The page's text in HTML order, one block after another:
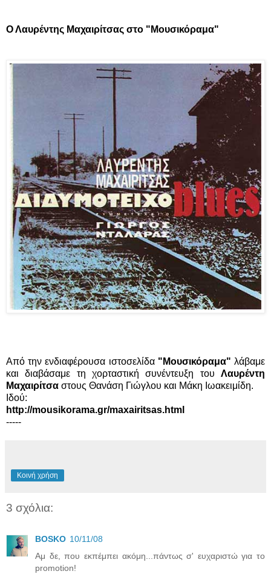
Ο Λαυρέντης Μαχαιρίτσας στο "Μουσικόραμα"
Από την ενδιαφέρουσα ιστοσελίδα "Μουσικόραμα" λάβαμε
και διαβάσαμε τη χορταστική συνέντευξη του Λαυρέντη
Μαχαιρίτσα στους Θανάση Γιώγλου και Μάκη Ιωακειμίδη.
Ιδού:
http://mousikorama.gr/maxairitsas.html
-----
Κοινή χρήση
3 σχόλια:
BOSKO 10/11/08
Αμ δε, που εκπέμπει ακόμη...πάντως σ' ευχαριστώ για το
promotion!